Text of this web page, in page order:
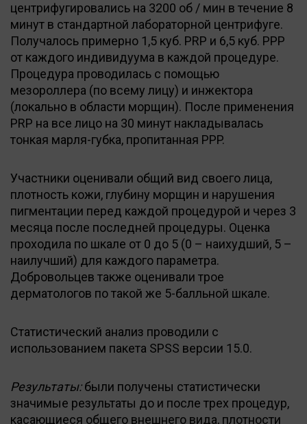
центрифугировались на 3200 об / мин в течение 8
минут в стандартной лабораторной центрифуге.
Получалось примерно 1,5 куб. PRP и 6,5 куб. PPP
от каждого индивидуума в каждой процедуре.
Процедура проводилась с помощью
мезороллера (по всему лицу) и инжектора
(локально в области морщин). После применения
PRP на все лицо на 30 минут накладывалась
тонкая марля-губка, пропитанная PPP.
Участники оценивали общий вид своего лица,
плотность кожи, глубину морщин и нарушения
пигментации перед каждой процедурой и через 3
месяца после последней процедуры. Оценка
проходила по шкале от 0 до 5 (0 – наихудший, 5 –
наилучший) для каждого параметра.
Добровольцев также оценивали трое
дерматологов по такой же 5-балльной шкале.
Статистический анализ проводили с
использованием пакета SPSS версии 15.0.
Результаты:были получены статистически
значимые результаты до и после трех процедур,
касающиеся общего внешнего вида, плотности